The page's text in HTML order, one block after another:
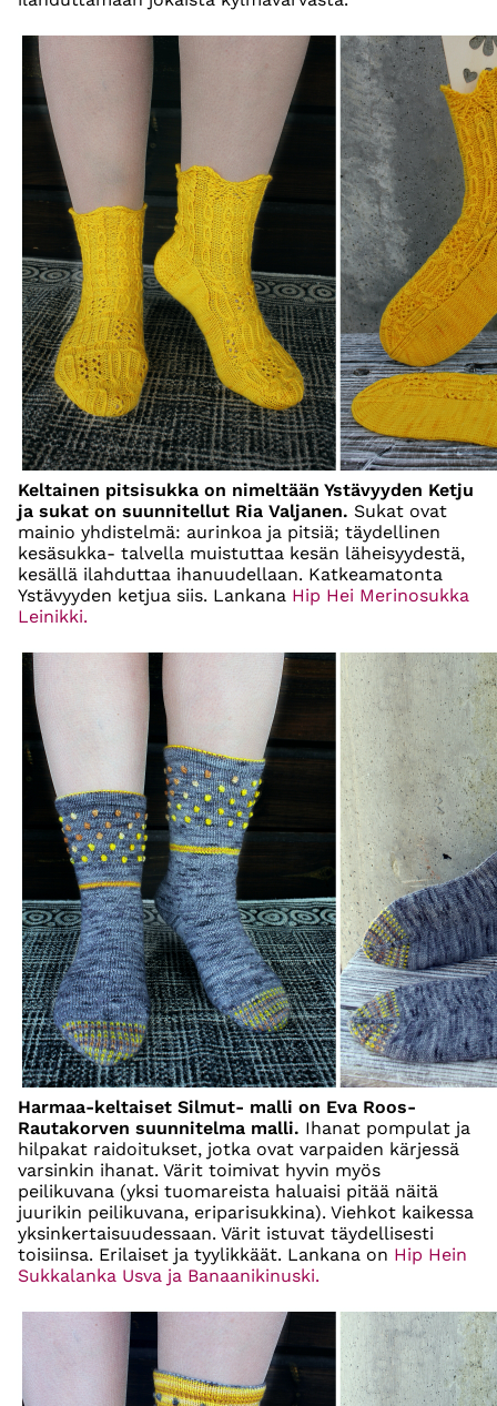
Keltainen pitsisukka on nimeltään Ystävyyden Ketju
ja sukat on suunnitellut Ria Valjanen. Sukat ovat
mainio yhdistelmä: aurinkoa ja pitsiä; täydellinen
kesäsukka- talvella muistuttaa kesän läheisyydestä,
kesällä ilahduttaa ihanuudellaan. Katkeamatonta
Ystävyyden ketjua siis. Lankana Hip Hei Merinosukka
Leinikki.
Harmaa-keltaiset Silmut- malli on Eva Roos-
Rautakorven suunnitelma malli. Ihanat pompulat ja
hilpakat raidoitukset, jotka ovat varpaiden kärjessä
varsinkin ihanat. Värit toimivat hyvin myös
peilikuvana (yksi tuomareista haluaisi pitää näitä
juurikin peilikuvana, eriparisukkina). Viehkot kaikessa
yksinkertaisuudessaan. Värit istuvat täydellisesti
toisiinsa. Erilaiset ja tyylikkäät. Lankana on Hip Hein
Sukkalanka Usva ja Banaanikinuski.